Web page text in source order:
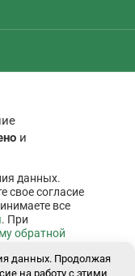
и
данных.
свое согласие
все
. При
обратной
данных. Продолжая
на работу с этими